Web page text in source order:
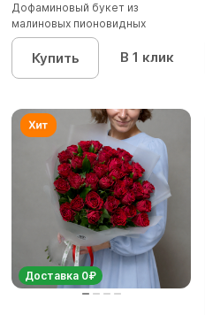
Дофаминовый букет из
малиновых пионовидных
кустовых роз...
Купить В 1 клик
Доставка 0₽